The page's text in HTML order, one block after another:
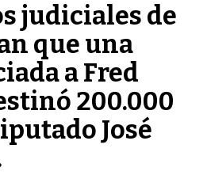
judiciales de
que una
a Fred
200.000
José